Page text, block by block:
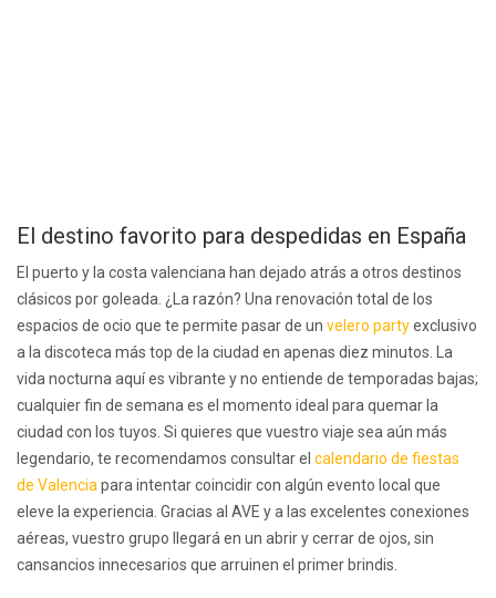
El destino favorito para despedidas en España
El puerto y la costa valenciana han dejado atrás a otros destinos
clásicos por goleada. ¿La razón? Una renovación total de los
espacios de ocio que te permite pasar de un velero partyexclusivo
a la discoteca más top de la ciudad en apenas diez minutos. La
vida nocturna aquí es vibrante y no entiende de temporadas bajas;
cualquier fin de semana es el momento ideal para quemar la
ciudad con los tuyos. Si quieres que vuestro viaje sea aún más
legendario, te recomendamos consultar el calendario de fiestas
de Valencia para intentar coincidir con algún evento local que
eleve la experiencia. Gracias al AVE y a las excelentes conexiones
aéreas, vuestro grupo llegará en un abrir y cerrar de ojos, sin
cansancios innecesarios que arruinen el primer brindis.